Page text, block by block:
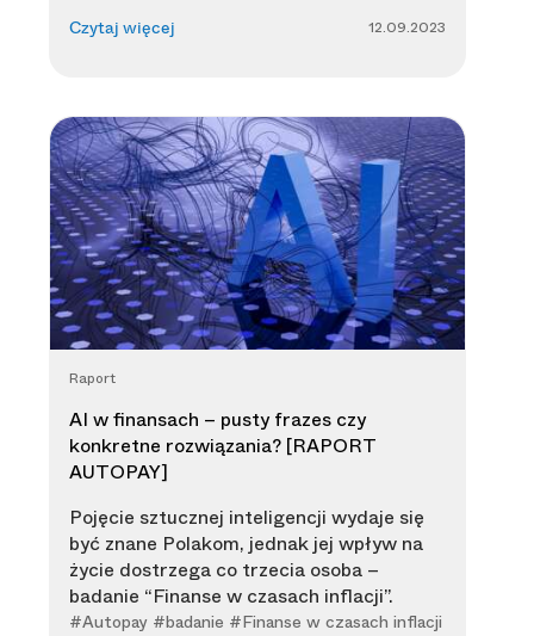
Czytaj więcej 12.09.2023
Raport
AI w finansach – pusty frazes czy
konkretne rozwiązania? [RAPORT
AUTOPAY]
Pojęcie sztucznej inteligencji wydaje się
być znane Polakom, jednak jej wpływ na
życie dostrzega co trzecia osoba –
badanie “Finanse w czasach inflacji”.
#Autopay #badanie #Finanse w czasach inflacji